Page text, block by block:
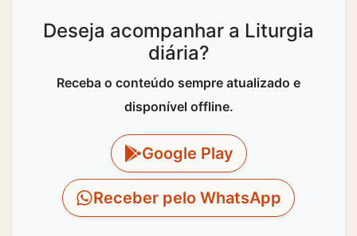
Deseja acompanhar a Liturgia
diária?
Receba o conteúdo sempre atualizado e
disponível offline.
Google Play
Receber pelo WhatsApp